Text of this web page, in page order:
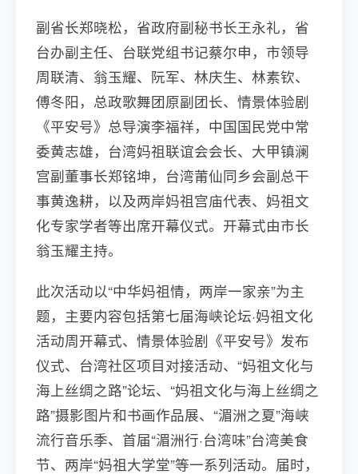
副省长郑晓松，省政府副秘书长王永礼，省
台办副主任、台联党组书记蔡尔申，市领导
周联清、翁玉耀、阮军、林庆生、林素钦、
傅冬阳，总政歌舞团原副团长、情景体验剧
《平安号》总导演李福祥，中国国民党中常
委黄志雄，台湾妈祖联谊会会长、大甲镇澜
宫副董事长郑铭坤，台湾莆仙同乡会副总干
事黄逸耕，以及两岸妈祖宫庙代表、妈祖文
化专家学者等出席开幕仪式。开幕式由市长
翁玉耀主持。
此次活动以“中华妈祖情，两岸一家亲”为主
题，主要内容包括第七届海峡论坛·妈祖文化
活动周开幕式、情景体验剧《平安号》发布
仪式、台湾社区项目对接活动、“妈祖文化与
海上丝绸之路”论坛、“妈祖文化与海上丝绸之
路”摄影图片和书画作品展、“湄洲之夏”海峡
流行音乐季、首届“湄洲行·台湾味”台湾美食
节、两岸“妈祖大学堂”等一系列活动。届时，